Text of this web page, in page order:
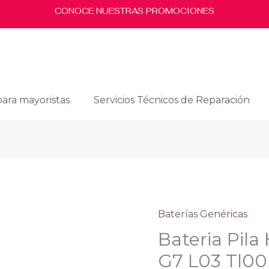
CONOCE NUESTRAS PROMOCIONES
mayoristas Servicios Técnicos de Reparación
Baterías Genéricas
Bateria Pila
G7 L03 Tl00
El
precio
era:
Bateria
Pila
Huawei
Ascend